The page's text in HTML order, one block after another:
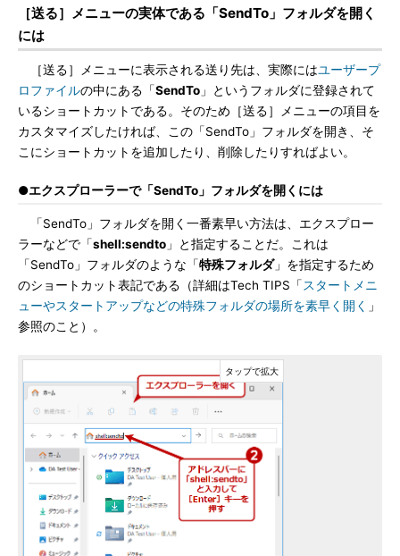
［送る］メニューの実体である「SendTo」フォルダを開く
には
［送る］メニューに表示される送り先は、実際にはユーザープ
ロファイルの中にある「SendTo 」というフォルダに登録されて
いるショートカットである。そのため［送る］メニューの項目を
カスタマイズしたければ、この「SendTo」フォルダを開き、そ
こにショートカットを追加したり、削除したりすればよい。
●エクスプローラーで「SendTo」フォルダを開くには
「SendTo」フォルダを開く一番素早い方法は、エクスプロー
ラーなどで「shell:sendto 」と指定することだ。これは
「SendTo」フォルダのような「特殊フォルダ」を指定するため
のショートカット表記である（詳細はTech TIPS「 スタートメニ
ューやスタートアップなどの特殊フォルダの場所を素早く開く
」
参照のこと）。